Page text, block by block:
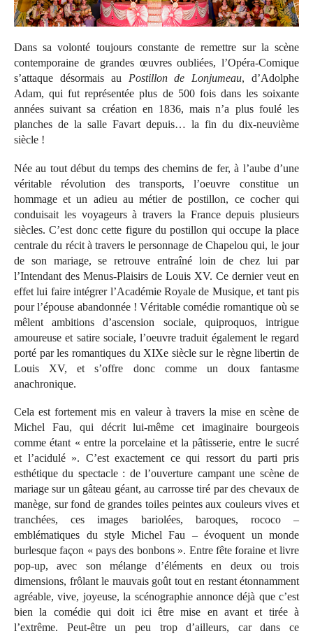
Dans sa volonté toujours constante de remettre sur la scène
contemporaine de grandes œuvres oubliées, l’Opéra-Comique
s’attaque désormais au Postillon de Lonjumeau, d’Adolphe
Adam, qui fut représentée plus de 500 fois dans les soixante
années suivant sa création en 1836, mais n’a plus foulé les
planches de la salle Favart depuis… la fin du dix-neuvième
siècle !
Née au tout début du temps des chemins de fer, à l’aube d’une
véritable révolution des transports, l’oeuvre constitue un
hommage et un adieu au métier de postillon, ce cocher qui
conduisait les voyageurs à travers la France depuis plusieurs
siècles. C’est donc cette figure du postillon qui occupe la place
centrale du récit à travers le personnage de Chapelou qui, le jour
de son mariage, se retrouve entraîné loin de chez lui par
l’Intendant des Menus-Plaisirs de Louis XV. Ce dernier veut en
effet lui faire intégrer l’Académie Royale de Musique, et tant pis
pour l’épouse abandonnée ! Véritable comédie romantique où se
mêlent ambitions d’ascension sociale, quiproquos, intrigue
amoureuse et satire sociale, l’oeuvre traduit également le regard
porté par les romantiques du XIXe siècle sur le règne libertin de
Louis XV, et s’offre donc comme un doux fantasme
anachronique.
Cela est fortement mis en valeur à travers la mise en scène de
Michel Fau, qui décrit lui-même cet imaginaire bourgeois
comme étant « entre la porcelaine et la pâtisserie, entre le sucré
et l’acidulé ». C’est exactement ce qui ressort du parti pris
esthétique du spectacle : de l’ouverture campant une scène de
mariage sur un gâteau géant, au carrosse tiré par des chevaux de
manège, sur fond de grandes toiles peintes aux couleurs vives et
tranchées, ces images bariolées, baroques, rococo –
emblématiques du style Michel Fau – évoquent un monde
burlesque façon « pays des bonbons ». Entre fête foraine et livre
pop-up, avec son mélange d’éléments en deux ou trois
dimensions, frôlant le mauvais goût tout en restant étonnamment
agréable, vive, joyeuse, la scénographie annonce déjà que c’est
bien la comédie qui doit ici être mise en avant et tirée à
l’extrême. Peut-être un peu trop d’ailleurs, car dans ce